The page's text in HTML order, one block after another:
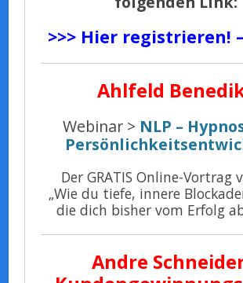
>>> Hier registrieren!
Ahlfeld
Webinar > NLP –
Der GRATIS Online-Vortrag
„Wie du tiefe, innere
die dich bisher vom Erfolg
Andre